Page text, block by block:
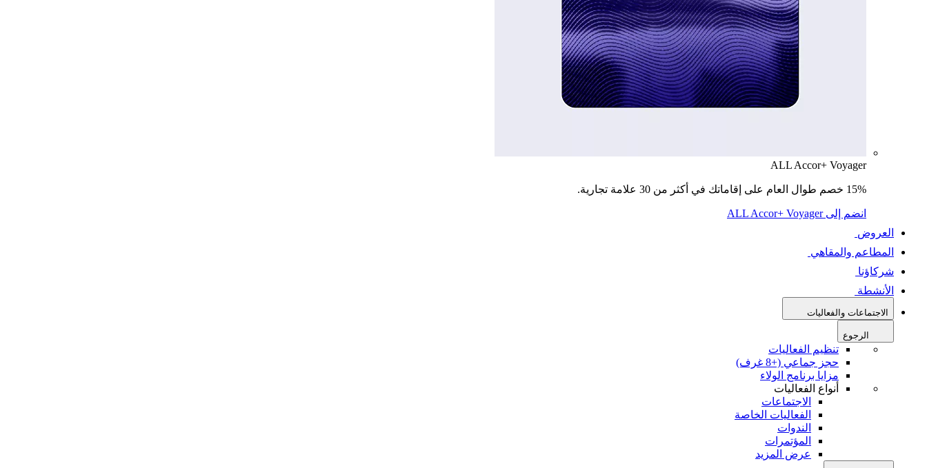
ALL Accor+ Voyager
15% خصم طوال العام على إقاماتك في أكثر من 30 علامة تجارية.
انضم إلى ALL Accor+ Voyager
العروض
المطاعم والمقاهي
شركاؤنا
الأنشطة
الاجتماعات والفعاليات
الرجوع
تنظيم الفعاليات
حجز جماعي (+8 غرف)
مزايا برنامج الولاء
أنواع الفعاليات
الاجتماعات
الفعاليات الخاصة
الندوات
المؤتمرات
عرض المزيد